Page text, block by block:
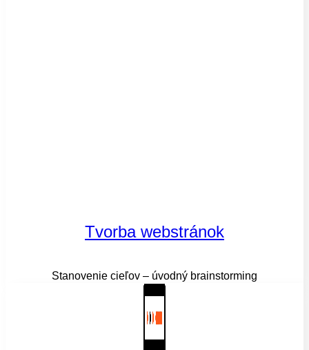
Tvorba webstránok
Stanovenie cieľov – úvodný brainstorming